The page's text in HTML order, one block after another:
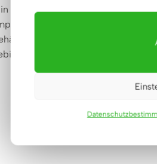
Mattschwarz
verschifft
7-14 Arbeitstage
Zubehör ist NICHT Teil